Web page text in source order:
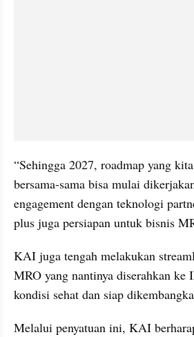
“Sehingga 2027, roadmap yang
bersama-sama bisa mulai
engagement dengan teknologi
plus juga persiapan untuk bisnis
KAI juga tengah melakukan
MRO yang nantinya diserahkan ke
kondisi sehat dan siap
Melalui penyatuan ini, KAI